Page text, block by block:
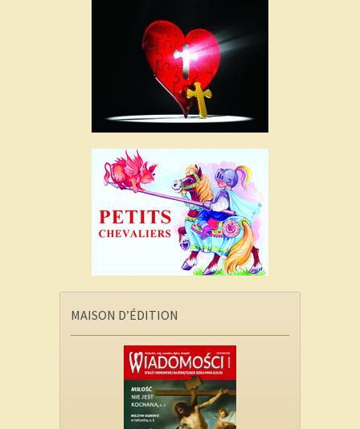
MAISON D’ÉDITION